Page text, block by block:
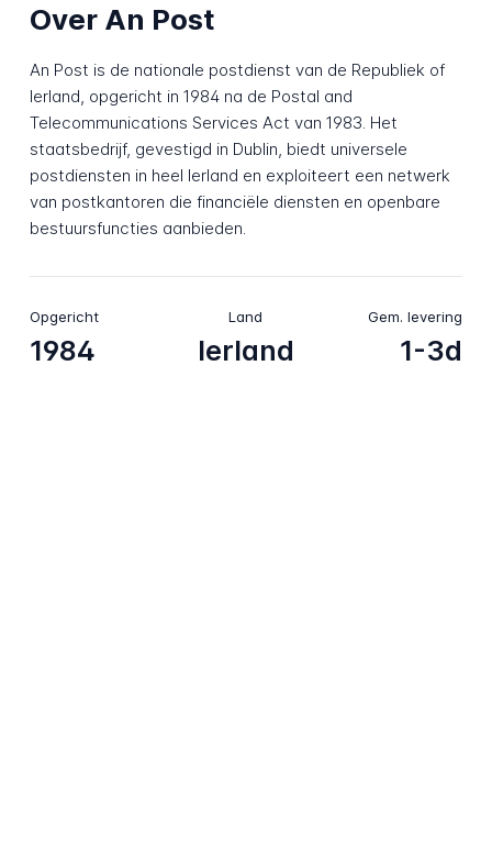
Over An Post
An Post is de nationale postdienst van de Republiek of
Ierland, opgericht in 1984 na de Postal and
Telecommunications Services Act van 1983. Het
staatsbedrijf, gevestigd in Dublin, biedt universele
postdiensten in heel Ierland en exploiteert een netwerk
van postkantoren die financiële diensten en openbare
bestuursfuncties aanbieden.
Opgericht
1984
Land
Ierland
Gem. levering
1-3d